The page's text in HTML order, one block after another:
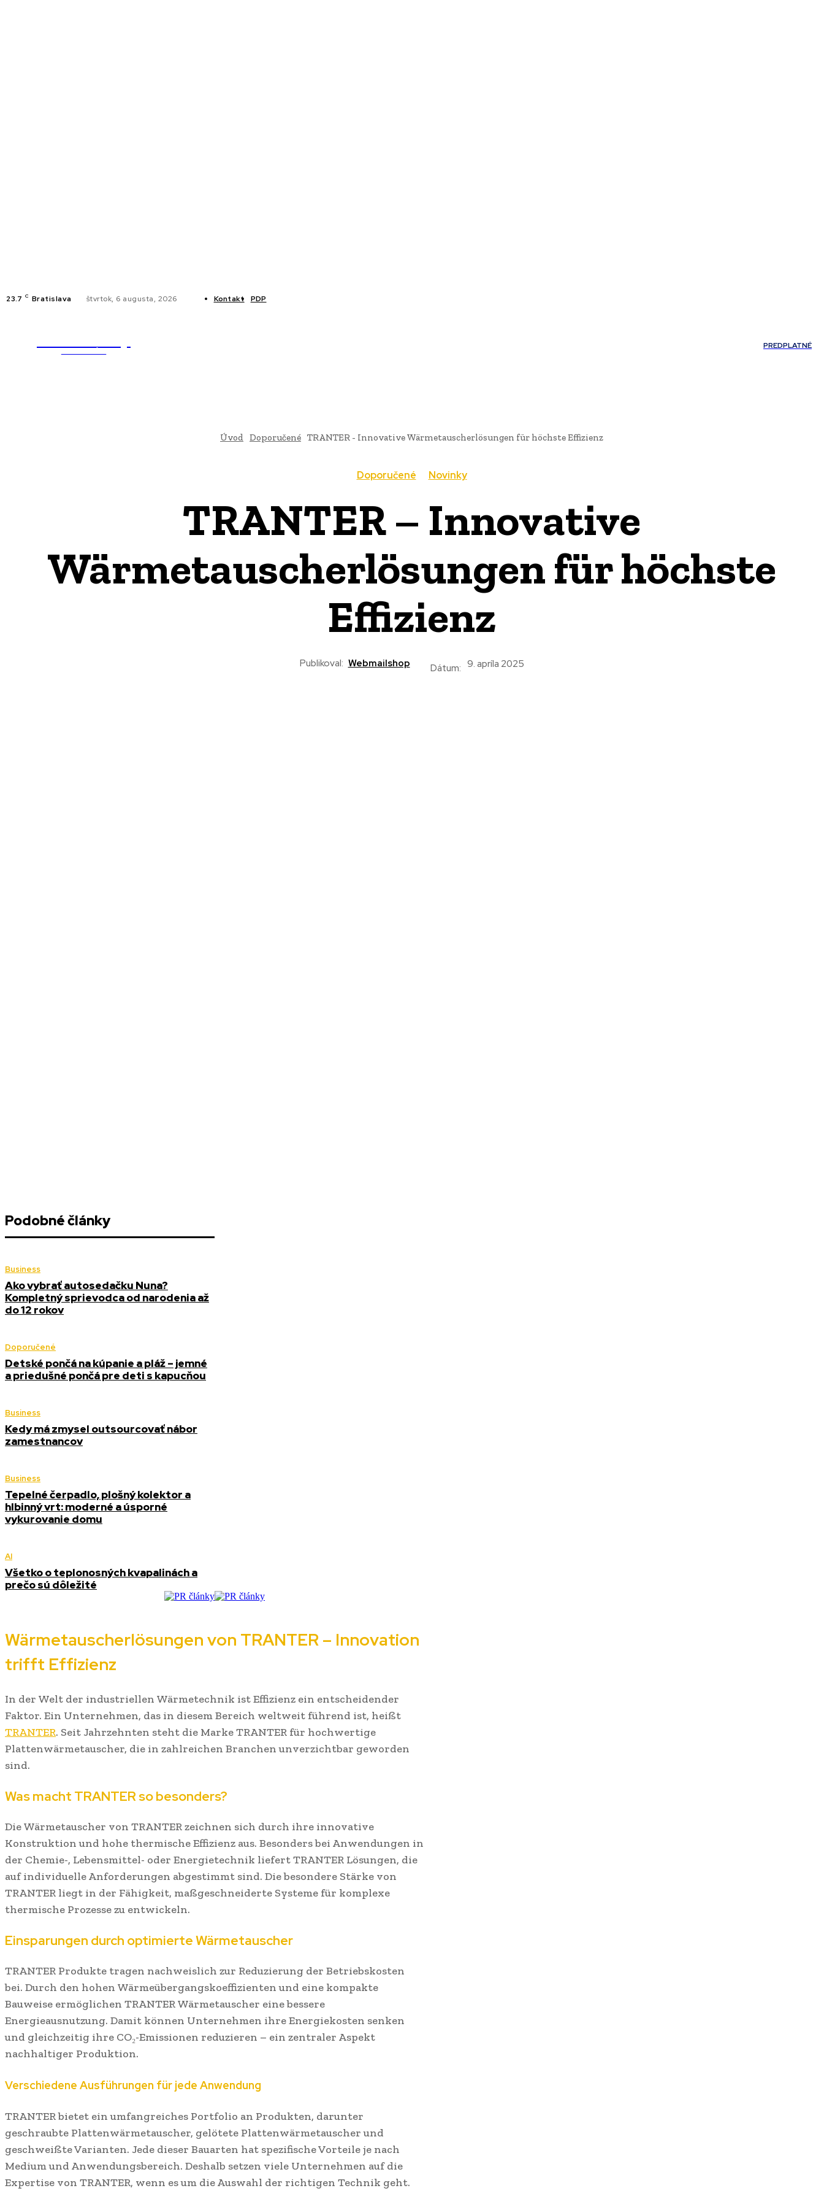
23.7 C Bratislava štvrtok, 6 augusta, 2026 Kontakt PDP
PREDPLATNÉ
Úvod Doporučené TRANTER - Innovative Wärmetauscherlösungen für höchste Effizienz
Doporučené Novinky
TRANTER – Innovative
Wärmetauscherlösungen für höchste
Effizienz
Publikoval: Webmailshop Dátum: 9. apríla 2025
Podobné články
Business
Ako vybrať autosedačku Nuna?
Kompletný sprievodca od narodenia až
do 12 rokov
Doporučené
Detské pončá na kúpanie a pláž – jemné
a priedušné pončá pre deti s kapucňou
Business
Kedy má zmysel outsourcovať nábor
zamestnancov
Business
Tepelné čerpadlo, plošný kolektor a
hlbinný vrt: moderné a úsporné
vykurovanie domu
AI
Všetko o teplonosných kvapalinách a
prečo sú dôležité
Wärmetauscherlösungen von TRANTER – Innovation
trifft Effizienz
In der Welt der industriellen Wärmetechnik ist Effizienz ein entscheidender
Faktor. Ein Unternehmen, das in diesem Bereich weltweit führend ist, heißt
TRANTER. Seit Jahrzehnten steht die Marke TRANTER für hochwertige
Plattenwärmetauscher, die in zahlreichen Branchen unverzichtbar geworden
sind.
Was macht TRANTER so besonders?
Die Wärmetauscher von TRANTER zeichnen sich durch ihre innovative
Konstruktion und hohe thermische Effizienz aus. Besonders bei Anwendungen in
der Chemie-, Lebensmittel- oder Energietechnik liefert TRANTER Lösungen, die
auf individuelle Anforderungen abgestimmt sind. Die besondere Stärke von
TRANTER liegt in der Fähigkeit, maßgeschneiderte Systeme für komplexe
thermische Prozesse zu entwickeln.
Einsparungen durch optimierte Wärmetauscher
TRANTER Produkte tragen nachweislich zur Reduzierung der Betriebskosten
bei. Durch den hohen Wärmeübergangskoeffizienten und eine kompakte
Bauweise ermöglichen TRANTER Wärmetauscher eine bessere
Energieausnutzung. Damit können Unternehmen ihre Energiekosten senken
und gleichzeitig ihre CO₂-Emissionen reduzieren – ein zentraler Aspekt
nachhaltiger Produktion.
Verschiedene Ausführungen für jede Anwendung
TRANTER bietet ein umfangreiches Portfolio an Produkten, darunter
geschraubte Plattenwärmetauscher, gelötete Plattenwärmetauscher und
geschweißte Varianten. Jede dieser Bauarten hat spezifische Vorteile je nach
Medium und Anwendungsbereich. Deshalb setzen viele Unternehmen auf die
Expertise von TRANTER, wenn es um die Auswahl der richtigen Technik geht.